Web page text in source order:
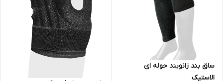
ساق بند زانوبند حوله ای
الاستیک